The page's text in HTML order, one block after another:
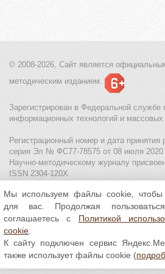
© 2008-2026, Сайт является
методическим изданием.
Зарегистрирован в Федеральной службе
информационных технологий и массовых
Регистрационный номер и дата принятия
серия Эл № ФС77-78575 от 08 июля 2020
Научно-методическому журналу
ISSN 2304-120X
МЦИТО|Школьные олимпиады и онлайн
Политика использования файлов cookie|
защиты персональных данных
Все материалы доступны
Commons С указанием авторства 4.0
Мы используем файлы cookie, чтобы
для вас. Продолжая
соглашаетесь с Политикой
cookie
К сайту подключен сервис
также использует файлы cookie (